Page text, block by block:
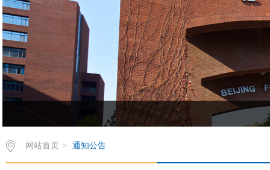
欢饮访问z6mg人生就是博有限公司西葡语系网站！
网站首页 > 通知公告